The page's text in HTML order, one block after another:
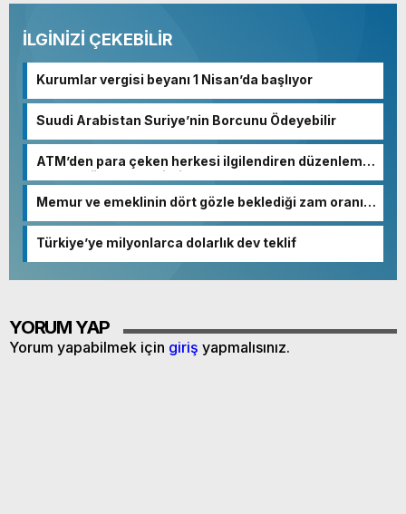
İLGİNİZİ ÇEKEBİLİR
Kurumlar vergisi beyanı 1 Nisan’da başlıyor
Suudi Arabistan Suriye’nin Borcunu Ödeyebilir
ATM’den para çeken herkesi ilgilendiren düzenleme!
Sayılar tümden değişti
Memur ve emeklinin dört gözle beklediği zam oranı
Türkiye’ye milyonlarca dolarlık dev teklif
YORUM YAP
Yorum yapabilmek için giriş yapmalısınız.